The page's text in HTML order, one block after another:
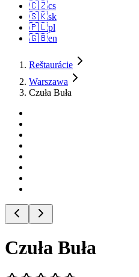
🇨🇿cs
🇸🇰sk
🇵🇱pl
🇬🇧en
Reštaurácie
Warszawa
Czuła Buła
Czuła Buła